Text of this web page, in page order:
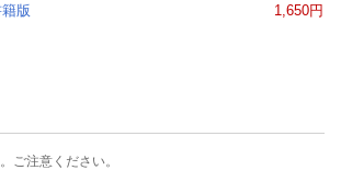
版 1,650円
ご注意ください。